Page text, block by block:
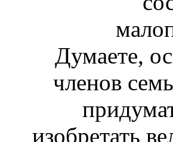
Думаете,
членов
изобретать